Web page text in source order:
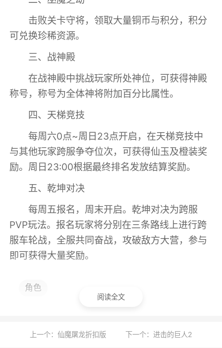
击败关卡守将，领取大量铜币与积分，积分
可兑换珍稀资源。
​三、战神殿
在战神殿中挑战玩家所处神位，可获得神殿
称号，称号为全体神将附加百分比属性。
​四、天梯竞技
每周六0点~周日23点开启，在天梯竞技中
与其他玩家跨服争夺位次，可获得仙玉及橙装奖
励。周日23:00根据最终排名发放结算奖励。
​五、乾坤对决
每周五报名，周末开启。乾坤对决为跨服
PVP玩法。报名玩家将分别在三条路线上进行跨
服车轮战，全服共同奋战，攻破敌方大营，参与
即可获得大量奖励。
游戏特色
2、技能随着武将的提升而变化，是墨守成
角色
阅读全文
上一个：仙魔屠龙折扣版 下一个：进击的巨人2